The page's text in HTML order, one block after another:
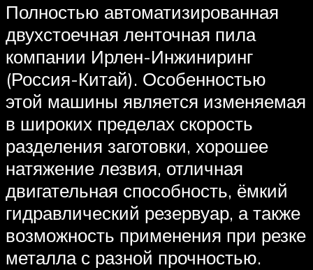
Полностью автоматизированная
двухстоечная ленточная пила
компании Ирлен-Инжиниринг
(Россия-Китай). Особенностью
этой машины является изменяемая
в широких пределах скорость
разделения заготовки, хорошее
натяжение лезвия, отличная
двигательная способность, ёмкий
гидравлический резервуар, а также
возможность применения при резке
металла с разной прочностью.